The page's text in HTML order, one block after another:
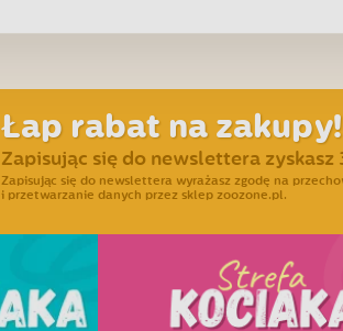
Łap rabat na zakupy!
Zapisując się do newslettera zyskasz
Zapisując się do newslettera wyrażasz zgodę na
i przetwarzanie danych przez sklep zoozone.pl.